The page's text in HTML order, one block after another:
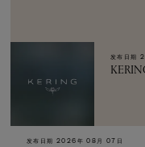
发布日期
发布日期 2026年 08月 07日